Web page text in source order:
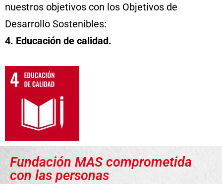
nuestros objetivos con los Objetivos de
Desarrollo Sostenibles:
4. Educación de calidad.
Fundación MAS comprometida
con las personas